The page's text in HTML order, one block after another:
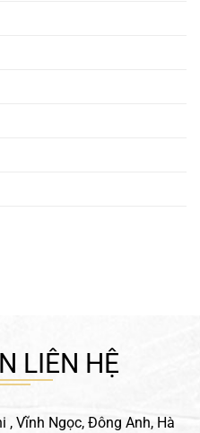
LIÊN HỆ
, Vĩnh Ngọc, Đông Anh, Hà